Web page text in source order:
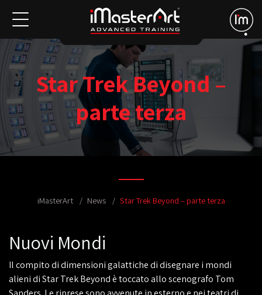
Star Trek Beyond –
parte terza
iMasterArt News Star Trek Beyond – parte terza
Nuovi Mondi
Il compito di dimensioni galattiche di disegnare i mondi
alieni di Star Trek Beyond è toccato allo scenografo Tom